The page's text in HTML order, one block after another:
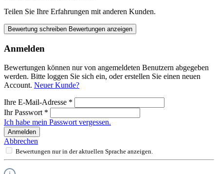
Teilen Sie Ihre Erfahrungen mit anderen Kunden.
Bewertung schreiben Bewertungen anzeigen
Anmelden
Bewertungen können nur von angemeldeten Benutzern abgegeben
werden. Bitte loggen Sie sich ein, oder erstellen Sie einen neuen
Account. Neuer Kunde?
Ihre E-Mail-Adresse *
Ihr Passwort *
Ich habe mein Passwort vergessen.
Anmelden
Abbrechen
Bewertungen nur in der aktuellen Sprache anzeigen.